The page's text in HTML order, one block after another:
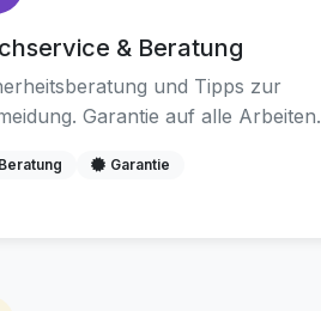
& Beratung
und Tipps zur
Garantie auf alle Arbeiten.
Beratung Garantie